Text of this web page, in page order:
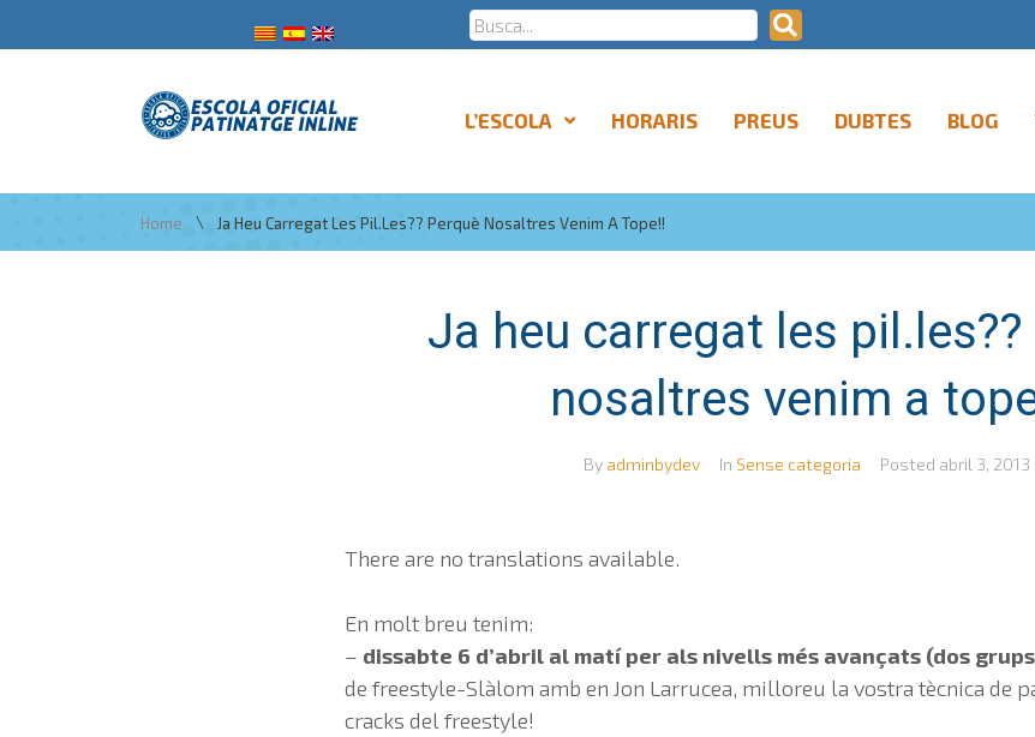
L’ESCOLA HORARIS PREUS DUBTES BLOG
Home \ Ja Heu Carregat Les Pil.les?? Perquè Nosaltres Venim A Tope!!
Ja heu carregat les pil.les??
nosaltres venim a
By adminbydev In Sense categoria Posted abril 3, 2013
There are no translations available.
En molt breu tenim:
– dissabte 6 d’abril al matí per als nivells més avançats (dos
de freestyle-Slàlom amb en Jon Larrucea, milloreu la vostra tècnica de
cracks del freestyle!